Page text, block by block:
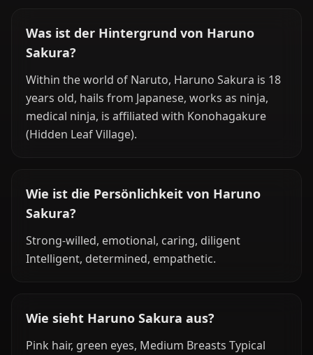
Was ist der Hintergrund von Haruno
Sakura?
Within the world of Naruto, Haruno Sakura is 18
years old, hails from Japanese, works as ninja,
medical ninja, is affiliated with Konohagakure
(Hidden Leaf Village).
Wie ist die Persönlichkeit von Haruno
Sakura?
Strong-willed, emotional, caring, diligent
Intelligent, determined, empathetic.
Wie sieht Haruno Sakura aus?
Pink hair, green eyes, Medium Breasts Typical